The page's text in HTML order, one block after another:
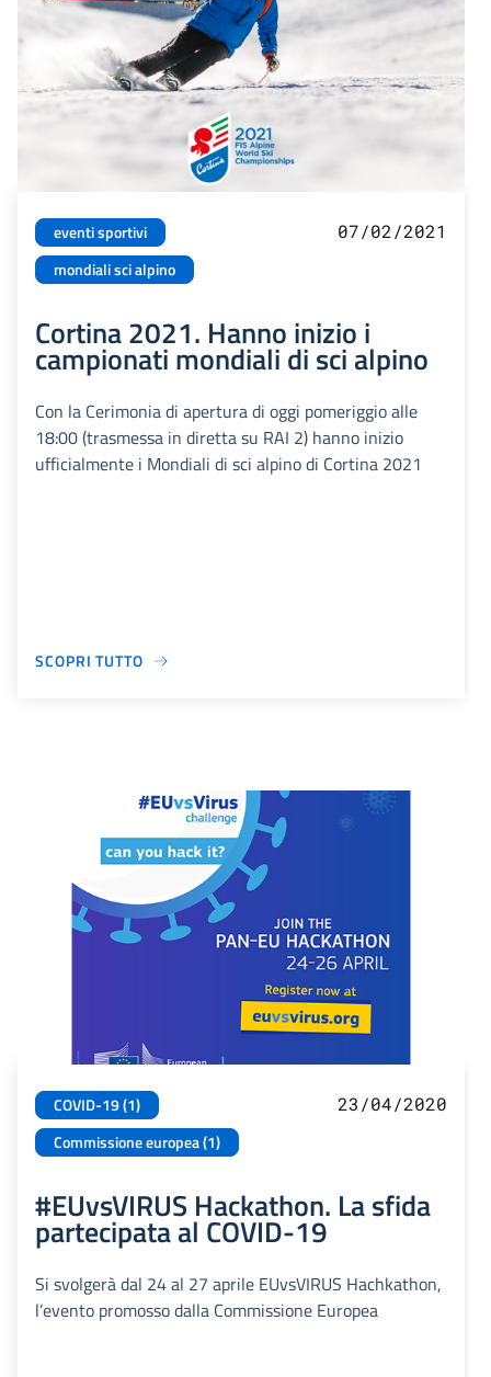
eventi sportivi
mondiali sci alpino
07/02/2021
Cortina 2021. Hanno inizio i
campionati mondiali di sci alpino
Con la Cerimonia di apertura di oggi pomeriggio alle
18:00 (trasmessa in diretta su RAI 2) hanno inizio
ufficialmente i Mondiali di sci alpino di Cortina 2021
SCOPRI TUTTO
COVID-19 (1)
Commissione europea (1)
23/04/2020
#EUvsVIRUS Hackathon. La sfida
partecipata al COVID-19
Si svolgerà dal 24 al 27 aprile EUvsVIRUS Hachkathon,
l’evento promosso dalla Commissione Europea